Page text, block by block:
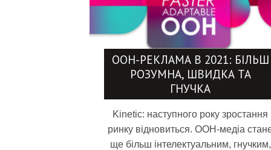
OOH-РЕКЛАМА В 2021: БІЛЬШ
РОЗУМНА, ШВИДКА ТА
ГНУЧКА
Kinetic: наступного року зростання
ринку відновиться. OOH-медіа
ще більш інтелектуальним, гнучким,